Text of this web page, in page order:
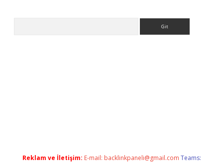
Reklam ve İletişim: E-mail: backlinkpaneli@gmail.com Teams: